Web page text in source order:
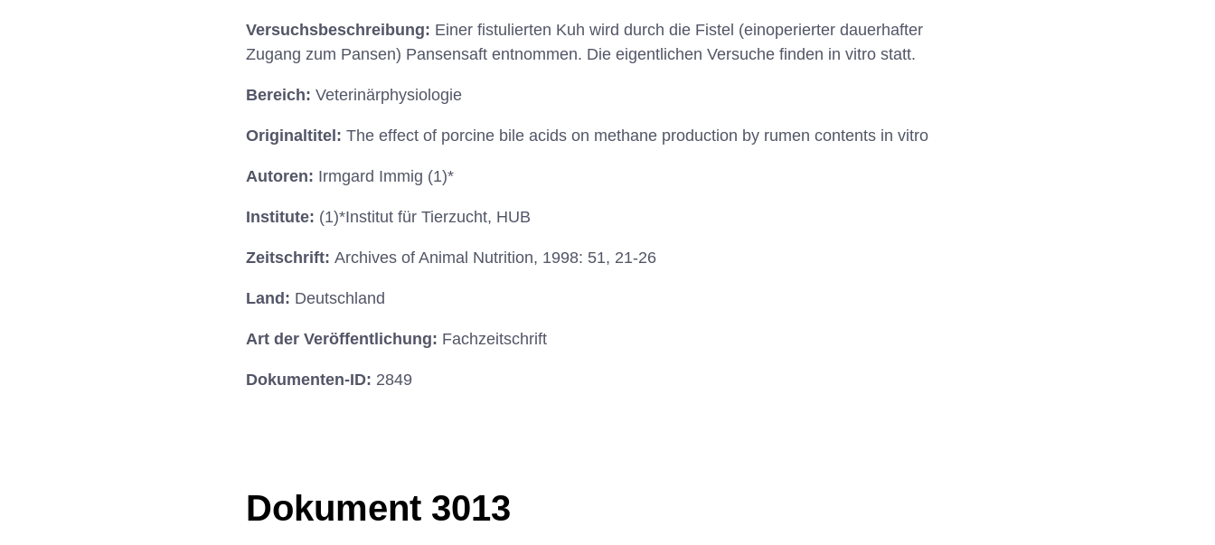
Versuchsbeschreibung: Einer fistulierten Kuh wird durch die Fistel (einoperierter dauerhafter
Zugang zum Pansen) Pansensaft entnommen. Die eigentlichen Versuche finden in vitro statt.
Bereich: Veterinärphysiologie
Originaltitel: The effect of porcine bile acids on methane production by rumen contents in vitro
Autoren: Irmgard Immig (1)*
Institute: (1)*Institut für Tierzucht, HUB
Zeitschrift: Archives of Animal Nutrition, 1998: 51, 21-26
Land: Deutschland
Art der Veröffentlichung: Fachzeitschrift
Dokumenten-ID: 2849
Dokument 3013